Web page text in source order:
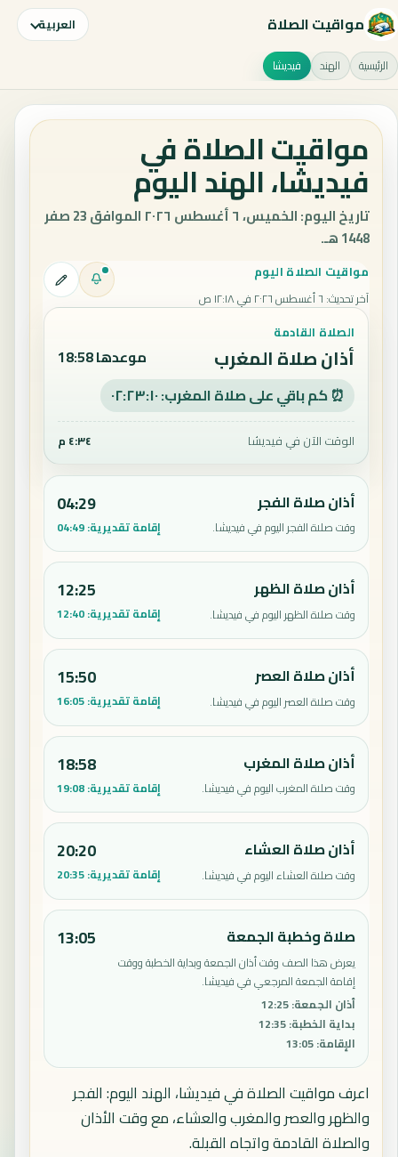
مواقيت الصلاة العربية
الرئيسية الهند فيديشا
مواقيت الصلاة في
فيديشا، الهند اليوم
تاريخ اليوم: الخميس، ٦ أغسطس ٢٠٢٦ الموافق 23 صفر
1448 هـ.
مواقيت الصلاة اليوم
آخر تحديث: ٦ أغسطس ٢٠٢٦ في ١٢:١٨ ص
الصلاة القادمة
أذان صلاة المغرب موعدها 18:58
⏰ كم باقي على صلاة المغرب: ٠٢:٢٣:٠٩
الوقت الآن في فيديشا ٤:٣٤ م
أذان صلاة الفجر
وقت صلاة الفجر اليوم في فيديشا.
04:29
إقامة تقديرية:04:49
أذان صلاة الظهر
وقت صلاة الظهر اليوم في فيديشا.
12:25
إقامة تقديرية:12:40
أذان صلاة العصر
وقت صلاة العصر اليوم في فيديشا.
15:50
إقامة تقديرية:16:05
أذان صلاة المغرب
وقت صلاة المغرب اليوم في فيديشا.
18:58
إقامة تقديرية:19:08
أذان صلاة العشاء
وقت صلاة العشاء اليوم في فيديشا.
20:20
إقامة تقديرية:20:35
صلاة وخطبة الجمعة
يعرض هذا الصف وقت أذان الجمعة وبداية الخطبة ووقت
إقامة الجمعة المرجعي في فيديشا.
أذان الجمعة:
12:25
بداية الخطبة:
12:35
الإقامة:
13:05
13:05
اعرف مواقيت الصلاة في فيديشا، الهند اليوم: الفجر
والظهر والعصر والمغرب والعشاء، مع وقت الأذان
والصلاة القادمة واتجاه القبلة.